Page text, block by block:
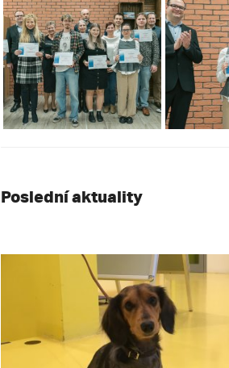
Poslední aktuality